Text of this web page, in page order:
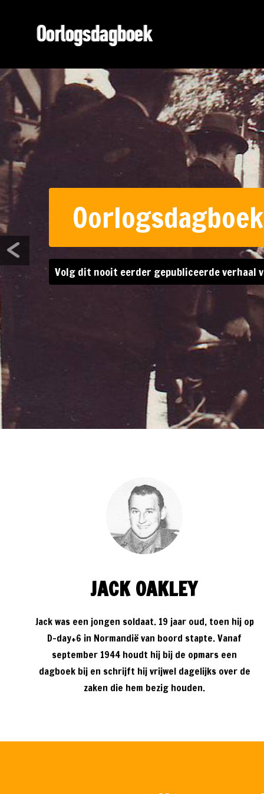
Volg dit nooit eerder gepubliceerde verhaal
JACK OAKLEY
Jack was een jongen soldaat. 19 jaar oud, toen hij op
D-day+6 in Normandië van boord stapte. Vanaf
september 1944 houdt hij bij de opmars een
dagboek bij en schrijft hij vrijwel dagelijks over de
zaken die hem bezig houden.